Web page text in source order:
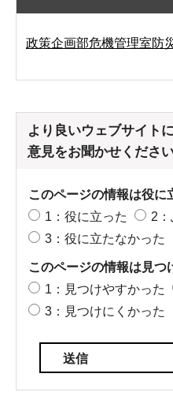
政策企画部危機管理室防
より良いウェブサイト
意見をお聞かせくださ
このページの情報は役に
1：役に立った
2：
3：役に立たなかった
このページの情報は見つ
1：見つけやすかった
3：見つけにくかった